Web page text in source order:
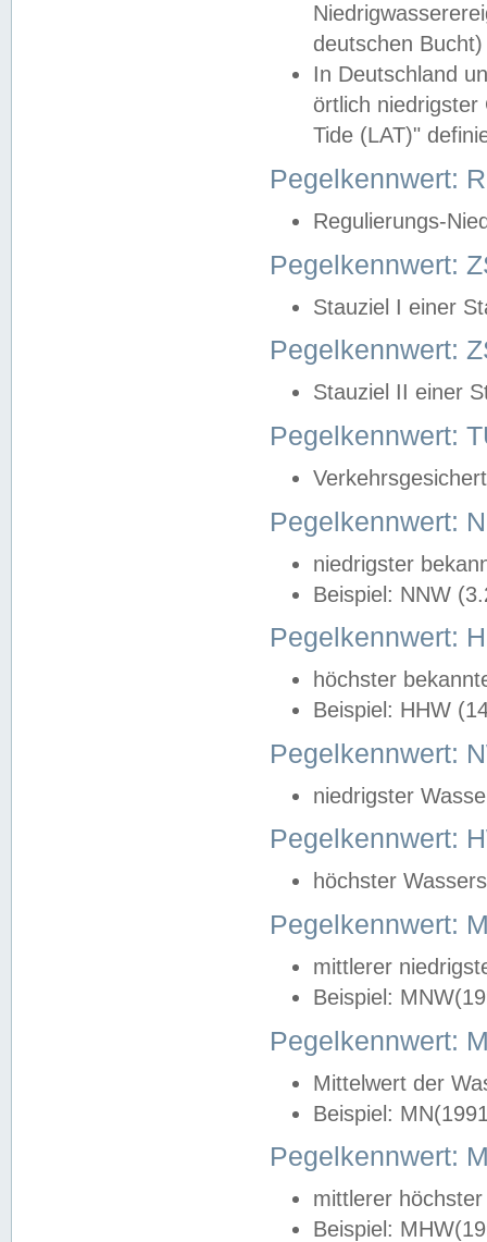
deutschen
In Deutschland
örtlich
Tide (LAT)"
Pegelkennwert:
Regulierungs-
Pegelkennwert:
Stauziel I einer
Pegelkennwert:
Stauziel II einer
Pegelkennwert:
Pegelkennwert:
niedrigster
Beispiel: NNW
Pegelkennwert:
höchster
Beispiel: HHW
Pegelkennwert:
niedrigster
Pegelkennwert:
höchster
Pegelkennwert:
mittlerer
Beispiel:
Pegelkennwert:
Mittelwert der
Beispiel:
Pegelkennwert:
mittlerer
Beispiel: